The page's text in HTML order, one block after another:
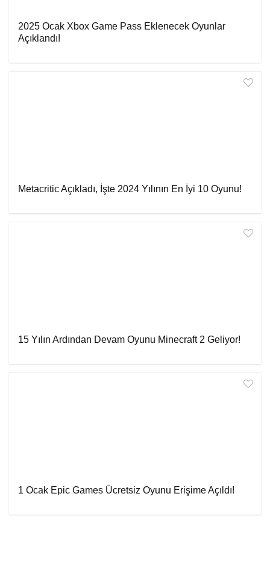
2025 Ocak Xbox Game Pass Eklenecek Oyunlar
Açıklandı!
Metacritic Açıkladı, İşte 2024 Yılının En İyi 10 Oyunu!
15 Yılın Ardından Devam Oyunu Minecraft 2 Geliyor!
1 Ocak Epic Games Ücretsiz Oyunu Erişime Açıldı!